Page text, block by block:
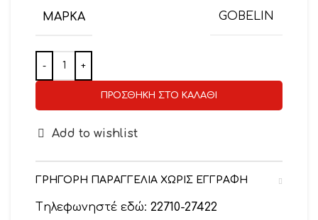
ΜΆΡΚΑ GOBELIN
ΠΡΟΣΘΉΚΗ ΣΤΟ ΚΑΛΆΘΙ
Add to wishlist
ΓΡΗΓΟΡΗ ΠΑΡΑΓΓΕΛΙΑ ΧΩΡΙΣ ΕΓΓΡΑΦΗ
Tηλεφωνηστέ εδώ: 22710-27422